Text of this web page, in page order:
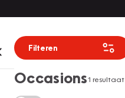
Filteren
Occasions1 resultaat